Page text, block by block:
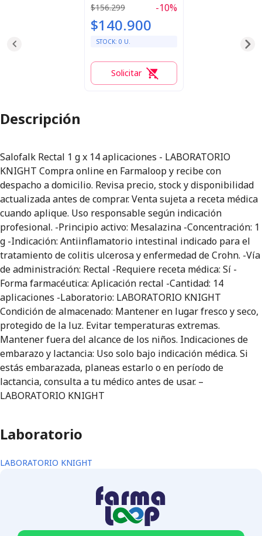
$156.299 -10%
$140.900
STOCK: 0 U.
Solicitar
Descripción
Salofalk Rectal 1 g x 14 aplicaciones - LABORATORIO
KNIGHT Compra online en Farmaloop y recibe con
despacho a domicilio. Revisa precio, stock y disponibilidad
actualizada antes de comprar. Venta sujeta a receta médica
cuando aplique. Uso responsable según indicación
profesional. -Principio activo: Mesalazina -Concentración: 1
g -Indicación: Antiinflamatorio intestinal indicado para el
tratamiento de colitis ulcerosa y enfermedad de Crohn. -Vía
de administración: Rectal -Requiere receta médica: Sí -
Forma farmacéutica: Aplicación rectal -Cantidad: 14
aplicaciones -Laboratorio: LABORATORIO KNIGHT
Condición de almacenado: Mantener en lugar fresco y seco,
protegido de la luz. Evitar temperaturas extremas.
Mantener fuera del alcance de los niños. Indicaciones de
embarazo y lactancia: Uso solo bajo indicación médica. Si
estás embarazada, planeas estarlo o en período de
lactancia, consulta a tu médico antes de usar. –
LABORATORIO KNIGHT
Laboratorio
LABORATORIO KNIGHT